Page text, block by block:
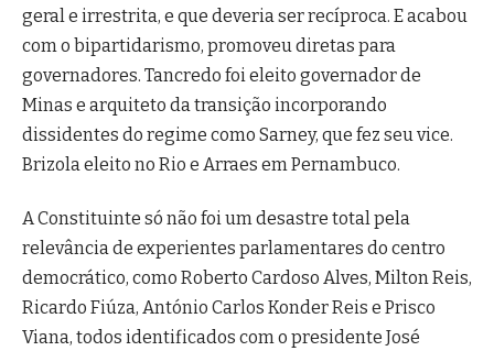
geral e irrestrita, e que deveria ser recíproca. E acabou
com o bipartidarismo, promoveu diretas para
governadores. Tancredo foi eleito governador de
Minas e arquiteto da transição incorporando
dissidentes do regime como Sarney, que fez seu vice.
Brizola eleito no Rio e Arraes em Pernambuco.
A Constituinte só não foi um desastre total pela
relevância de experientes parlamentares do centro
democrático, como Roberto Cardoso Alves, Milton Reis,
Ricardo Fiúza, António Carlos Konder Reis e Prisco
Viana, todos identificados com o presidente José